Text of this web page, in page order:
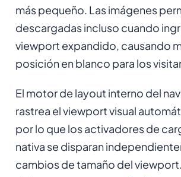
más pequeño. Las imágenes
descargadas incluso cuando
viewport expandido, causando
posición en blanco para los
El motor de layout interno del
rastrea el viewport visual
por lo que los activadores de
nativa se disparan
cambios de tamaño del viewport.